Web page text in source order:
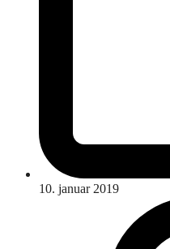
10. januar 2019